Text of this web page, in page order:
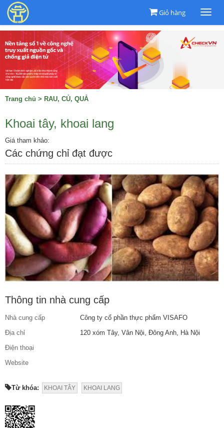
Giỏ hàng
Trang chủ > RAU, CỦ, QUẢ
Khoai tây, khoai lang
Giá tham khảo:
Các chứng chỉ đạt được
Thông tin nhà cung cấp
Nhà cung cấp
Công ty cổ phần thực phẩm VISAFO
Địa chỉ
120 xóm Tây, Vân Nội, Đông Anh, Hà Nội
Điện thoại
Website
Từ khóa: KHOAI TÂY KHOAI LANG